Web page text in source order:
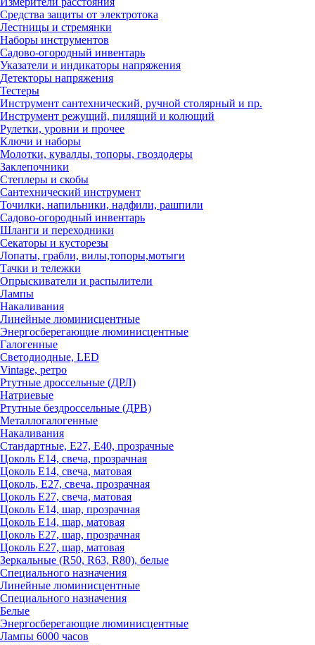
Средства защиты от электротока
Лестницы и стремянки
Наборы инструментов
Садово-огородный инвентарь
Указатели и индикаторы напряжения
Детекторы напряжения
Тестеры
Инструмент сантехнический, ручной столярный и пр.
Инструмент режущий, пилящий и колющий
Рулетки, уровни и прочее
Ключи и наборы
Молотки, кувалды, топоры, гвоздодеры
Заклепочники
Степлеры и скобы
Сантехнический инструмент
Точилки, напильники, надфили, рашпили
Садово-огородный инвентарь
Шланги и переходники
Секаторы и кусторезы
Лопаты, грабли, вилы,топоры,мотыги
Тачки и тележки
Опрыскиватели и распылители
Лампы
Накаливания
Линейные люминисцентные
Энергосберегающие люминисцентные
Галогенные
Светодиодные, LED
Vintage, ретро
Ртутные дроссельные (ДРЛ)
Натриевые
Ртутные бездроссельные (ДРВ)
Металлогалогенные
Накаливания
Стандартные, Е27, Е40, прозрачные
Цоколь Е14, свеча, прозрачная
Цоколь Е14, свеча, матовая
Цоколь, Е27, свеча, прозрачная
Цоколь Е27, свеча, матовая
Цоколь Е14, шар, прозрачная
Цоколь Е14, шар, матовая
Цоколь Е27, шар, прозрачная
Цоколь Е27, шар, матовая
Зеркальные (R50, R63, R80), белые
Специального назначения
Линейные люминисцентные
Специального назначения
Белые
Энергосберегающие люминисцентные
Лампы 6000 часов